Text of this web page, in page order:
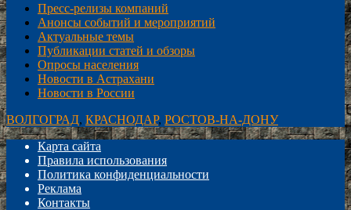
Пресс-релизы компаний
Анонсы событий и мероприятий
Актуальные темы
Публикации статей и обзоры
Опросы населения
Новости в Астрахани
Новости в России
ВОЛГОГРАД, КРАСНОДАР, РОСТОВ-НА-ДОНУ
Карта сайта
Правила использования
Политика конфиденциальности
Реклама
Контакты